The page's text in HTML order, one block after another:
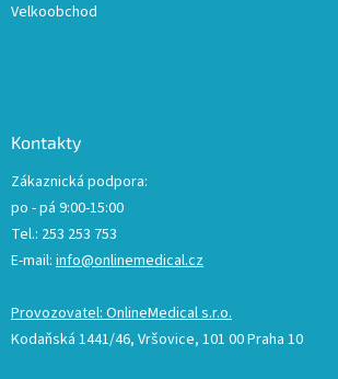
Velkoobchod
Kontakty
Zákaznická podpora:
po - pá 9:00-15:00
Tel.: 253 253 753
E-mail: info@onlinemedical.cz
Provozovatel: OnlineMedical s.r.o.
Kodaňská 1441/46, Vršovice, 101 00 Praha 10